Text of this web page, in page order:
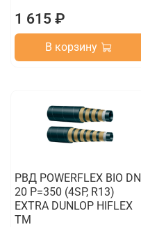
1 615 ₽
В корзину
РВД POWERFLEX BIO DN
20 P=350 (4SP, R13)
EXTRA DUNLOP HIFLEX
TM